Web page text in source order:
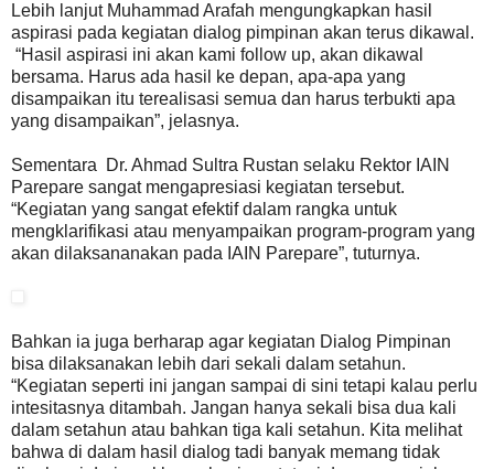
Lebih lanjut Muhammad Arafah mengungkapkan hasil
aspirasi pada kegiatan dialog pimpinan akan terus dikawal.
“Hasil aspirasi ini akan kami follow up, akan dikawal
bersama. Harus ada hasil ke depan, apa-apa yang
disampaikan itu terealisasi semua dan harus terbukti apa
yang disampaikan”, jelasnya.
Sementara Dr. Ahmad Sultra Rustan selaku Rektor IAIN
Parepare sangat mengapresiasi kegiatan tersebut.
“Kegiatan yang sangat efektif dalam rangka untuk
mengklarifikasi atau menyampaikan program-program yang
akan dilaksananakan pada IAIN Parepare”, tuturnya.
Bahkan ia juga berharap agar kegiatan Dialog Pimpinan
bisa dilaksanakan lebih dari sekali dalam setahun.
“Kegiatan seperti ini jangan sampai di sini tetapi kalau perlu
intesitasnya ditambah. Jangan hanya sekali bisa dua kali
dalam setahun atau bahkan tiga kali setahun. Kita melihat
bahwa di dalam hasil dialog tadi banyak memang tidak